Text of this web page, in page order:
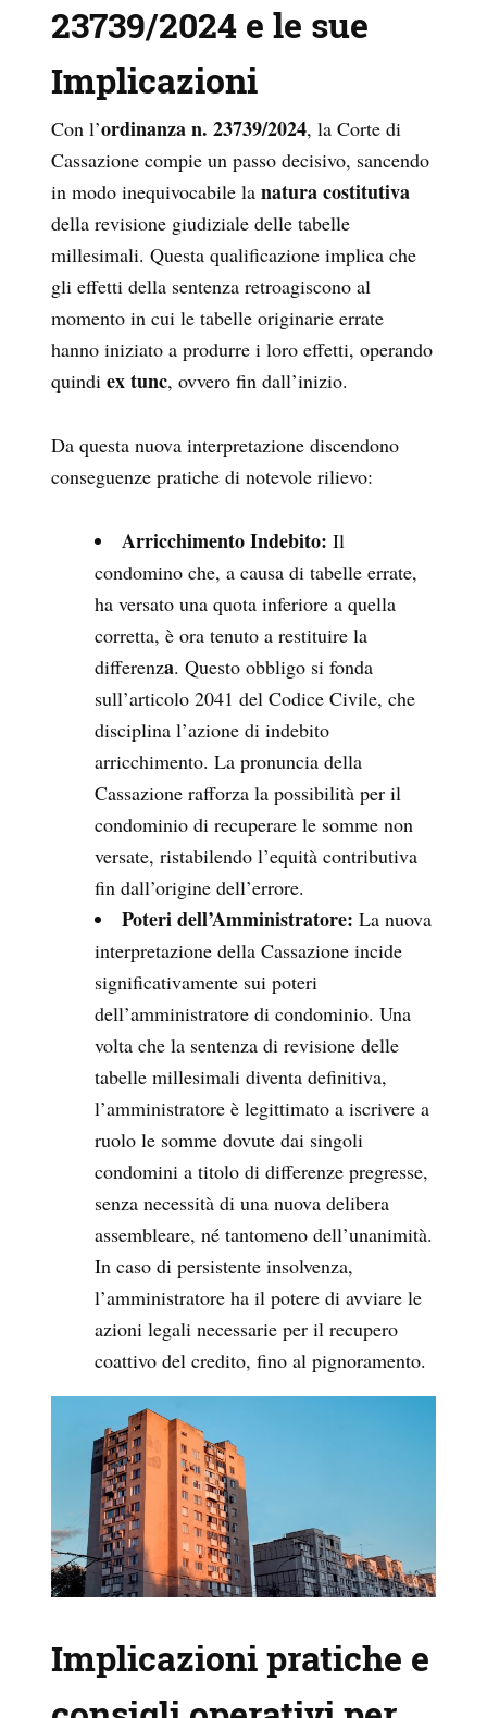
23739/2024 e le sue
Implicazioni
Con l’ordinanza n. 23739/2024, la Corte di
Cassazione compie un passo decisivo, sancendo
in modo inequivocabile la natura costitutiva
della revisione giudiziale delle tabelle
millesimali. Questa qualificazione implica che
gli effetti della sentenza retroagiscono al
momento in cui le tabelle originarie errate
hanno iniziato a produrre i loro effetti, operando
quindi ex tunc, ovvero fin dall’inizio.
Da questa nuova interpretazione discendono
conseguenze pratiche di notevole rilievo:
Arricchimento Indebito: Il
condomino che, a causa di tabelle errate,
ha versato una quota inferiore a quella
corretta, è ora tenuto a restituire la
differenza. Questo obbligo si fonda
sull’articolo 2041 del Codice Civile, che
disciplina l’azione di indebito
arricchimento. La pronuncia della
Cassazione rafforza la possibilità per il
condominio di recuperare le somme non
versate, ristabilendo l’equità contributiva
fin dall’origine dell’errore.
Poteri dell’Amministratore: La nuova
interpretazione della Cassazione incide
significativamente sui poteri
dell’amministratore di condominio. Una
volta che la sentenza di revisione delle
tabelle millesimali diventa definitiva,
l’amministratore è legittimato a iscrivere a
ruolo le somme dovute dai singoli
condomini a titolo di differenze pregresse,
senza necessità di una nuova delibera
assembleare, né tantomeno dell’unanimità.
In caso di persistente insolvenza,
l’amministratore ha il potere di avviare le
azioni legali necessarie per il recupero
coattivo del credito, fino al pignoramento.
Implicazioni pratiche e